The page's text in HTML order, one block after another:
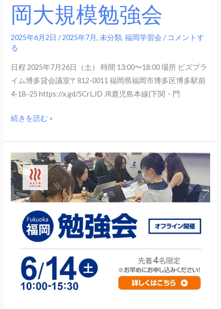
岡大規模勉強会
2025年6月2日/2025年7月, 未分類,福岡学習会 / コメントす
る
日程 2025年7月26日（土） 時間 13:00〜18:00 場所 ビズプラ
イム博多貸会議室〒812-0011 福岡県福岡市博多区博多駅前
4-18−25 https://x.gd/5CrLJD JR鹿児島本線(下関・門
続きを読む »
6
月
14
日
（土）
Photoshop